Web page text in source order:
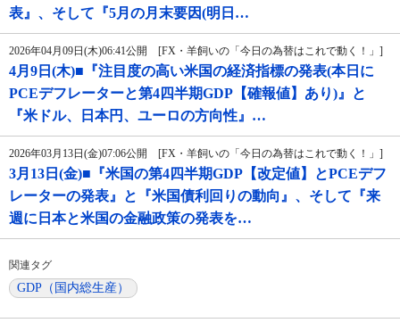
表』、そして『5月の月末要因(明日…
2026年04月09日(木)06:41公開 [FX・羊飼いの「今日の為替はこれで動く！」]
4月9日(木)■『注目度の高い米国の経済指標の発表(本日に
PCEデフレーターと第4四半期GDP【確報値】あり)』と
『米ドル、日本円、ユーロの方向性』…
2026年03月13日(金)07:06公開 [FX・羊飼いの「今日の為替はこれで動く！」]
3月13日(金)■『米国の第4四半期GDP【改定値】とPCEデフ
レーターの発表』と『米国債利回りの動向』、そして『来
週に日本と米国の金融政策の発表を…
関連タグ
GDP（国内総生産）